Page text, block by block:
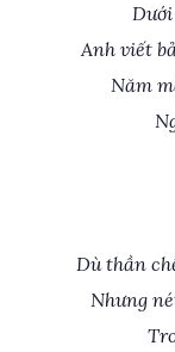
Anh viết
Năm
Dù thần
Nhưng